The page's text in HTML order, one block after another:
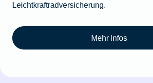
Leichtkraftradversicherung.
Mehr Infos